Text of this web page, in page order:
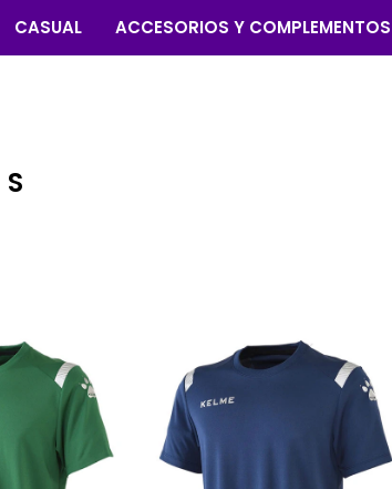
CASUAL ACCESORIOS Y COMPLEMENTOS